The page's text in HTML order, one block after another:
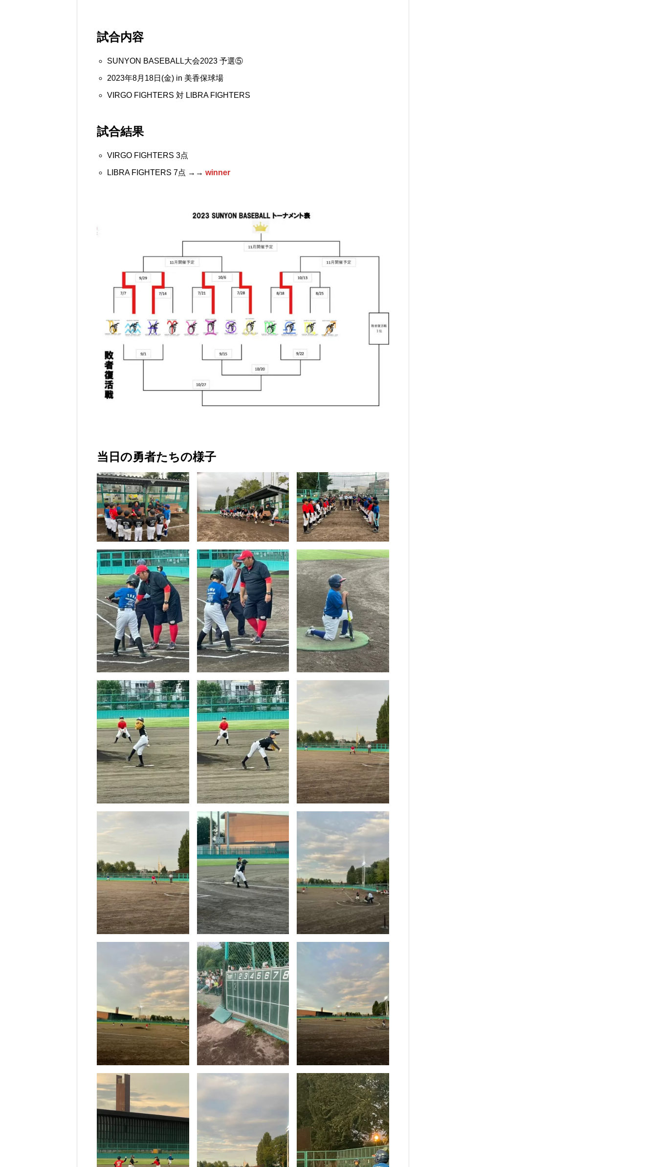
試合内容
SUNYON BASEBALL大会2023 予選⑤
2023年8月18日(金) in 美香保球場
VIRGO FIGHTERS 対 LIBRA FIGHTERS
試合結果
VIRGO FIGHTERS 3点
LIBRA FIGHTERS 7点 →→ winner
当日の勇者たちの様子